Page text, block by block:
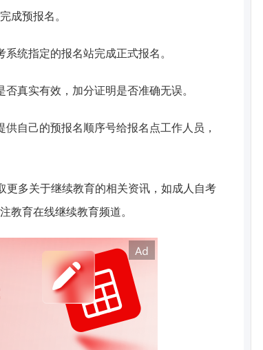
成预报名。
统指定的报名站完成正式报名。
真实有效，加分证明是否准确无误。
自己的预报名顺序号给报名点工作人员，
更多关于继续教育的相关资讯，如成人自考
教育在线继续教育频道。